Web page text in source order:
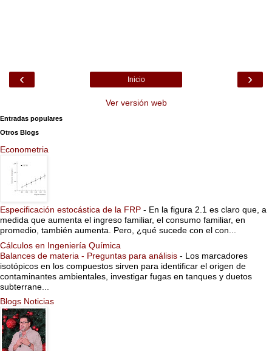
‹ ›
Inicio
Ver versión web
Entradas populares
Otros Blogs
Econometria
Especificación estocástica de la FRP - En la figura 2.1 es claro que, a
medida que aumenta el ingreso familiar, el consumo familiar, en
promedio, también aumenta. Pero, ¿qué sucede con el con...
Cálculos en Ingeniería Química
Balances de materia - Preguntas para análisis - Los marcadores
isotópicos en los compuestos sirven para identificar el origen de
contaminantes ambientales, investigar fugas en tanques y duetos
subterrane...
Blogs Noticias